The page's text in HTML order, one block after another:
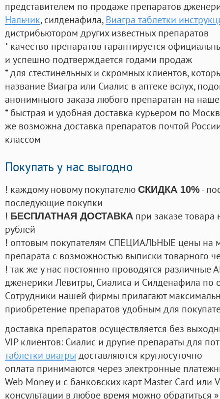
представителем по продаже препаратов
Нальчик, силденафила, Виагра таблетки
дистрибьютором других известных препаратов
* качество препаратов гарантируется
и успешно подтверждается годами продаж
* для стестинельных и скромных клиентов,
название Виагра или Сиалис в аптеке вслух,
анонимныого заказа любого препаратан на
* быстрая и удобная доставка курьером по
же возможна доставка препаратов почтой
классом
Покупать у нас выгодно
! каждому новому покупателю СКИДКА 10%-
последующие покупки
! БЕСПЛАТНАЯ ДОСТАВКА при заказе
рублей
! оптовым покупателям СПЕЦИАЛЬНЫЕ цены на
препарата с возможностью выписки товарного
! так же у нас постоянно проводятся
дженерики Левитры, Сиалиса и Силденафила по
Cотрудники нашей фирмы прилагают
приобретение препаратов удобным для
доставка препаратов осуществляется без
VIP клиентов: Сиалис и другие препараты для
таблетки виагры доставляются круглосуточно
оплата принимаются через электронные
Web Money и с банковских карт Master Card или
консультации в любое время можно обратиться